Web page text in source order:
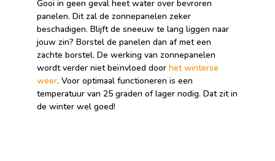
Gooi in geen geval heet water over bevroren
panelen. Dit zal de zonnepanelen zeker
beschadigen. Blijft de sneeuw te lang liggen naar
jouw zin? Borstel de panelen dan af met een
zachte borstel. De werking van zonnepanelen
wordt verder niet beïnvloed door het winterse
weer. Voor optimaal functioneren is een
temperatuur van 25 graden of lager nodig. Dat zit in
de winter wel goed!